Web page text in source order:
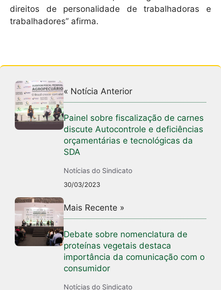
direitos de personalidade de trabalhadoras e
trabalhadores” afirma.
« Notícia Anterior
Painel sobre fiscalização de carnes
discute Autocontrole e deficiências
orçamentárias e tecnológicas da
SDA
Notícias do Sindicato
30/03/2023
Mais Recente »
Debate sobre nomenclatura de
proteínas vegetais destaca
importância da comunicação com o
consumidor
Notícias do Sindicato